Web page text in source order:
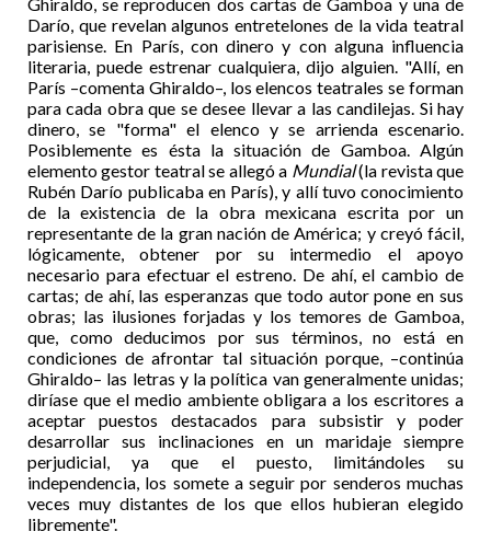
Darío, que revelan algunos entretelones de la vida teatral
parisiense. En París, con dinero y con alguna influencia
literaria, puede estrenar cualquiera, dijo alguien. "Allí, en
París –comenta Ghiraldo–, los elencos teatrales se forman
para cada obra que se desee llevar a las candilejas. Si hay
dinero, se "forma" el elenco y se arrienda escenario.
Posiblemente es ésta la situación de Gamboa. Algún
elemento gestor teatral se allegó a Mundial(la revista que
Rubén Darío publicaba en París), y allí tuvo conocimiento
de la existencia de la obra mexicana escrita por un
representante de la gran nación de América; y creyó fácil,
lógicamente, obtener por su intermedio el apoyo
necesario para efectuar el estreno. De ahí, el cambio de
cartas; de ahí, las esperanzas que todo autor pone en sus
obras; las ilusiones forjadas y los temores de Gamboa,
que, como deducimos por sus términos, no está en
condiciones de afrontar tal situación porque, –continúa
Ghiraldo– las letras y la política van generalmente unidas;
diríase que el medio ambiente obligara a los escritores a
aceptar puestos destacados para subsistir y poder
desarrollar sus inclinaciones en un maridaje siempre
perjudicial, ya que el puesto, limitándoles su
independencia, los somete a seguir por senderos muchas
veces muy distantes de los que ellos hubieran elegido
libremente".